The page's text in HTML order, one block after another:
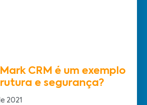
CRM é um exemplo
e segurança?
2021